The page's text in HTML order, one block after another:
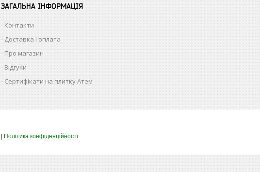
ЗАГАЛЬНА ІНФОРМАЦІЯ
Контакти
Доставка і оплата
Про магазин
Відгуки
Сертифікати на плитку Атем
Політика конфіденційності